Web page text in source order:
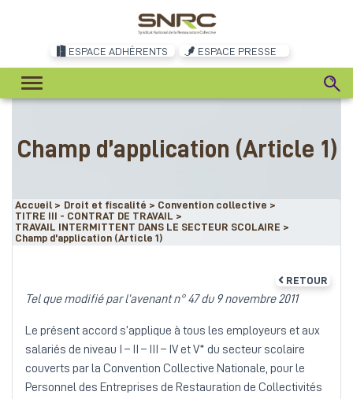
ESPACE ADHÉRENTS ESPACE PRESSE
Champ d’application (Article 1)
Accueil > Droit et fiscalité > Convention collective >
TITRE III - CONTRAT DE TRAVAIL >
TRAVAIL INTERMITTENT DANS LE SECTEUR SCOLAIRE >
Champ d’application (Article 1)
RETOUR
Tel que modifié par l’avenant n° 47 du 9 novembre 2011
Le présent accord s’applique à tous les employeurs et aux
salariés de niveau I – II – III – IV et V* du secteur scolaire
couverts par la Convention Collective Nationale, pour le
Personnel des Entreprises de Restauration de Collectivités